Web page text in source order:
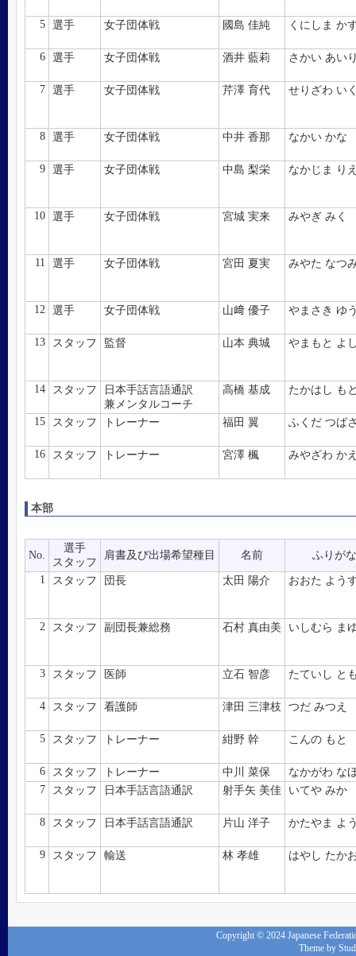
5 選手 女子団体戦 國島 佳純 くにしま か
6 選手 女子団体戦 酒井 藍莉 さかい あい
7 選手 女子団体戦 芹澤 育代 せりざわ い
8 選手 女子団体戦 中井 香那 なかい かな
9 選手 女子団体戦 中島 梨栄 なかじま り
10 選手 女子団体戦 宮城 実来 みやぎ みく
11 選手 女子団体戦 宮田 夏実 みやた なつ
12 選手 女子団体戦 山﨑 優子 やまさき ゆ
13 スタッフ 監督 山本 典城 やまもと よ
14 スタッフ
日本手話言語通訳
兼メンタルコーチ
高橋 基成 たかはし も
15 スタッフ トレーナー 福田 翼 ふくだ つば
16 スタッフ トレーナー 宮澤 楓 みやざわ か
本部
No.
選手
スタッフ
肩書及び出場希望種目 名前 ふりがな
1 スタッフ 団長 太田 陽介 おおた よう
2 スタッフ 副団長兼総務 石村 真由美 いしむら ま
3 スタッフ 医師 立石 智彦 たていし と
4 スタッフ 看護師 津田 三津枝 つだ みつえ
5 スタッフ トレーナー 紺野 幹 こんの もと
6 スタッフ トレーナー 中川 菜保
なかがわ な
7
スタッフ 日本手話言語通訳 射手矢 美佳 いてや みか
8 スタッフ 日本手話言語通訳 片山 洋子 かたやま よ
9 スタッフ 輸送 林 孝雄 はやし たか
Copyright © 2024 Japanese
Theme by